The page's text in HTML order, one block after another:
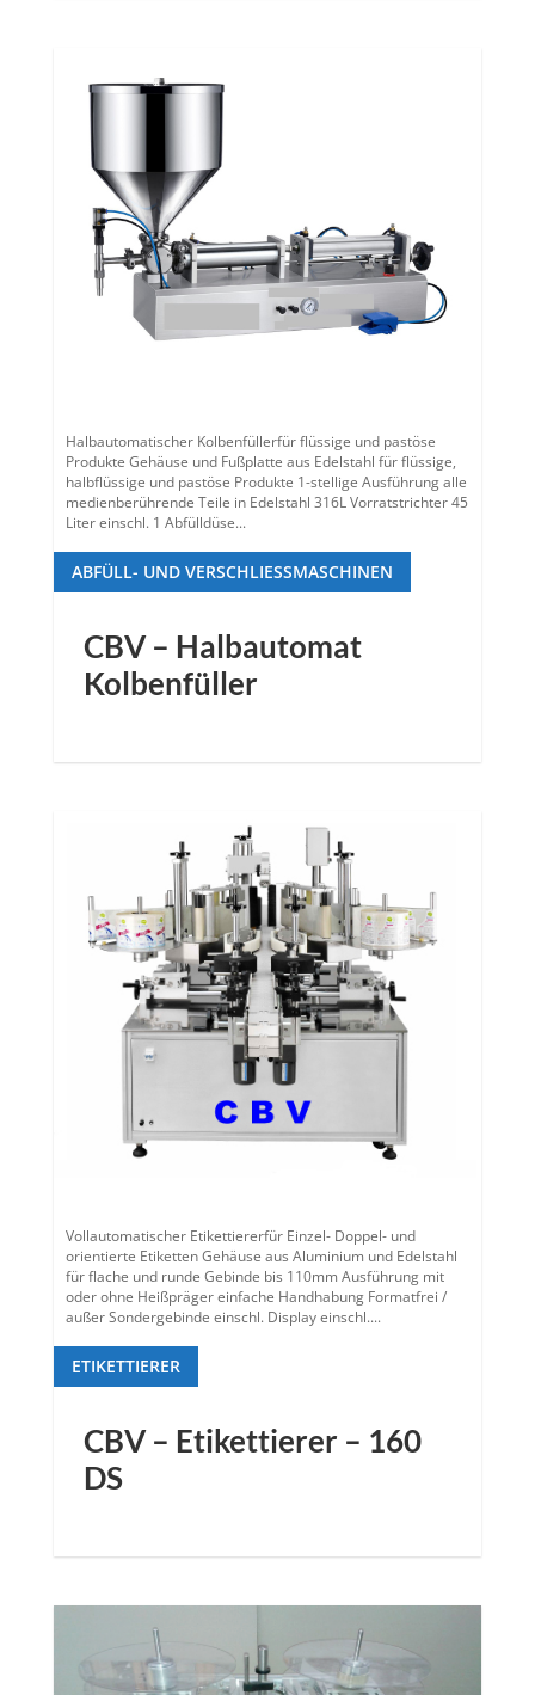
Halbautomatischer Kolbenfüllerfür flüssige und pastöse
Produkte Gehäuse und Fußplatte aus Edelstahl für flüssige,
halbflüssige und pastöse Produkte 1-stellige Ausführung alle
medienberührende Teile in Edelstahl 316L Vorratstrichter 45
Liter einschl. 1 Abfülldüse...
CBV – Halbautomat
Kolbenfüller
ABFÜLL- UND VERSCHLIESSMASCHINEN
Vollautomatischer Etikettiererfür Einzel- Doppel- und
orientierte Etiketten Gehäuse aus Aluminium und Edelstahl
für flache und runde Gebinde bis 110mm Ausführung mit
oder ohne Heißpräger einfache Handhabung Formatfrei /
außer Sondergebinde einschl. Display einschl....
CBV – Etikettierer – 160
DS
ETIKETTIERER